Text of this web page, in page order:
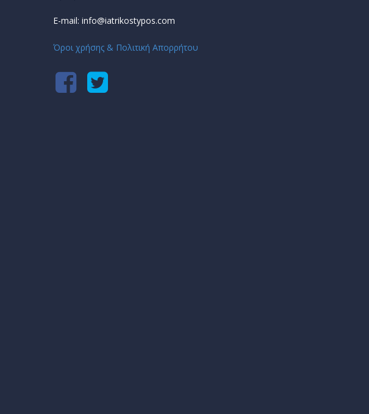
E-mail: info@iatrikostypos.com
Όροι χρήσης & Πολιτική Απορρήτου